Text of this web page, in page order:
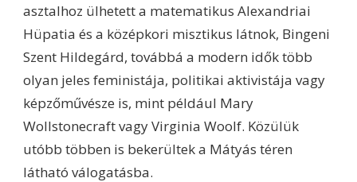
asztalhoz ülhetett a matematikus Alexandriai
Hüpatia és a középkori misztikus látnok, Bingeni
Szent Hildegárd, továbbá a modern idők több
olyan jeles feministája, politikai aktivistája vagy
képzőművésze is, mint például Mary
Wollstonecraft vagy Virginia Woolf. Közülük
utóbb többen is bekerültek a Mátyás téren
látható válogatásba.